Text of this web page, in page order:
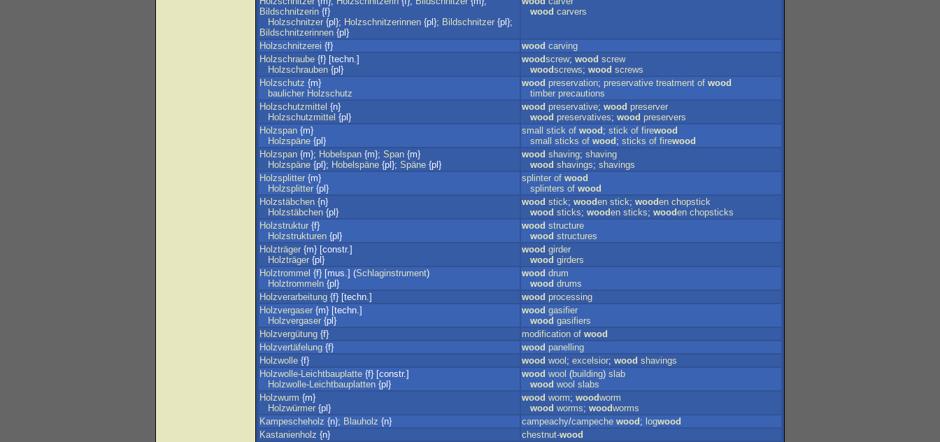
Bildschnitzerin {f}
Holzschnitzer {pl}; Holzschnitzerinnen {pl}; Bildschnitzer {pl};
Bildschnitzerinnen {pl}
wood carvers
Holzschnitzerei {f} wood carving
Holzschraube {f} [techn.]
Holzschrauben {pl}
woodscrew; wood screw
woodscrews; wood screws
Holzschutz {m}
baulicher Holzschutz
wood preservation; preservative treatment of wood
timber precautions
Holzschutzmittel {n}
Holzschutzmittel {pl}
wood preservative; wood preserver
wood preservatives; wood preservers
Holzspan {m}
Holzspäne {pl}
small stick of wood ; stick of firewood
small sticks of wood ; sticks of firewood
Holzspan {m}; Hobelspan {m}; Span {m}
Holzspäne {pl}; Hobelspäne {pl}; Späne {pl}
wood shaving; shaving
wood shavings; shavings
Holzsplitter {m}
Holzsplitter {pl}
splinter of wood
splinters of wood
Holzstäbchen {n}
Holzstäbchen {pl}
wood stick; wooden stick; wooden chopstick
wood sticks; wooden sticks; wooden chopsticks
Holzstruktur {f}
Holzstrukturen {pl}
wood structure
wood structures
Holzträger {m} [constr.]
Holzträger {pl}
wood girder
wood girders
Holztrommel {f} [mus.] (Schlaginstrument)
Holztrommeln {pl}
wood drum
wood drums
Holzverarbeitung {f} [techn.] wood processing
Holzvergaser {m} [techn.]
Holzvergaser {pl}
wood gasifier
wood gasifiers
Holzvergütung {f} modification of wood
Holzvertäfelung {f} wood panelling
Holzwolle {f} wood wool ; excelsior; wood shavings
Holzwolle-Leichtbauplatte {f} [constr.]
Holzwolle-Leichtbauplatten {pl}
wood wool (building) slab
wood wool slabs
Holzwurm {m}
Holzwürmer {pl}
wood worm; woodworm
wood worms; woodworms
Kampescheholz {n}; Blauholz {n} campeachy/campeche wood ; logwood
Kastanienholz {n} chestnut-wood